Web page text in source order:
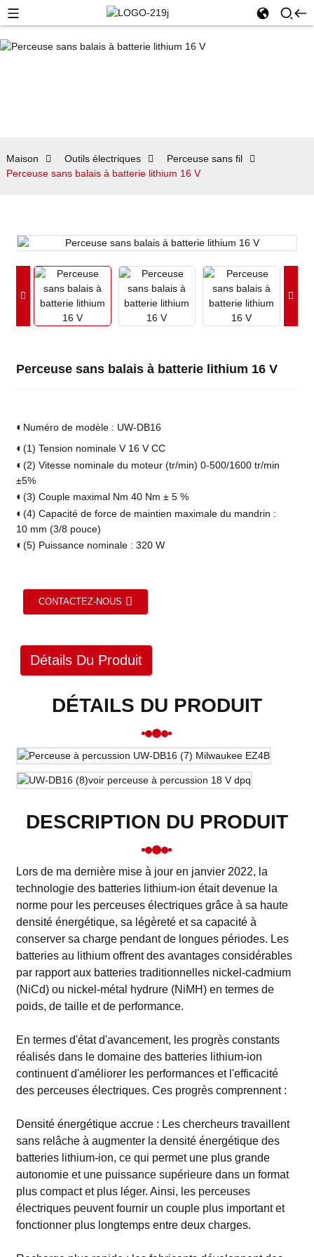
Maison Outils électriques
Perceuse sans fil
Perceuse sans balais à batterie lithium 16 V
Perceuse sans balais à batterie lithium 16 V
◐ Numéro de modèle : UW-DB16
◐ (1) Tension nominale V 16 V CC
◐ (2) Vitesse nominale du moteur (tr/min) 0-500/1600 tr/min
±5%
◐ (3) Couple maximal Nm 40 Nm ± 5 %
◐ (4) Capacité de force de maintien maximale du mandrin :
10 mm (3/8 pouce)
◐ (5) Puissance nominale : 320 W
CONTACTEZ-NOUS
Détails Du Produit
DÉTAILS DU PRODUIT
DESCRIPTION DU PRODUIT
Lors de ma dernière mise à jour en janvier 2022, la
technologie des batteries lithium-ion était devenue la
norme pour les perceuses électriques grâce à sa haute
densité énergétique, sa légèreté et sa capacité à
conserver sa charge pendant de longues périodes. Les
batteries au lithium offrent des avantages considérables
par rapport aux batteries traditionnelles nickel-cadmium
(NiCd) ou nickel-métal hydrure (NiMH) en termes de
poids, de taille et de performance.
En termes d'état d'avancement, les progrès constants
réalisés dans le domaine des batteries lithium-ion
continuent d'améliorer les performances et l'efficacité
des perceuses électriques. Ces progrès comprennent :
Densité énergétique accrue : Les chercheurs travaillent
sans relâche à augmenter la densité énergétique des
batteries lithium-ion, ce qui permet une plus grande
autonomie et une puissance supérieure dans un format
plus compact et plus léger. Ainsi, les perceuses
électriques peuvent fournir un couple plus important et
fonctionner plus longtemps entre deux charges.